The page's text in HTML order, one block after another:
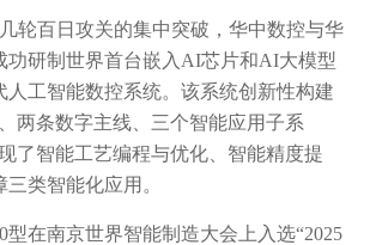
轮百日攻关的集中突破，华中数控与华
功研制世界首台嵌入AI芯片和AI大模型
人工智能数控系统。该系统创新性构建
两条数字主线、三个智能应用子系
了智能工艺编程与优化、智能精度提
类智能化应用。
型在南京世界智能制造大会上入选“2025